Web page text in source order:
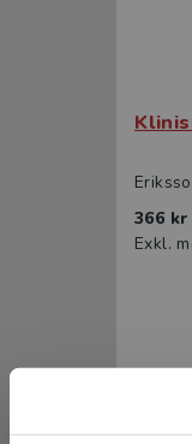
366 kr
Exkl.